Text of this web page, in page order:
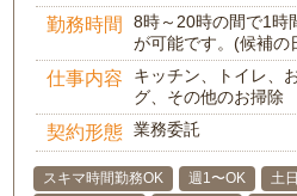
勤務時間
8時～20時の間で1時
が可能です。(候補の
仕事内容
キッチン、トイレ、
グ、その他のお掃除
契約形態 業務委託
スキマ時間勤務OK 週1〜OK 土